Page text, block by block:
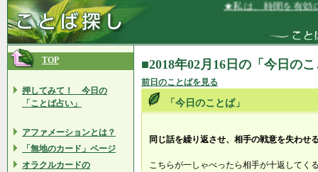
★私は、時間を有効に
TOP
押してみて！ 今日の
「ことば占い」
アファメーションとは？
「無地のカード」ページ
オラクルカードの
■2018年02月16日の「今日の
前日のことばを見る
「今日のことば」
同じ話を繰り返させ、相手の戦意を失わせ
こちらが一しゃべったら相手が十返してく